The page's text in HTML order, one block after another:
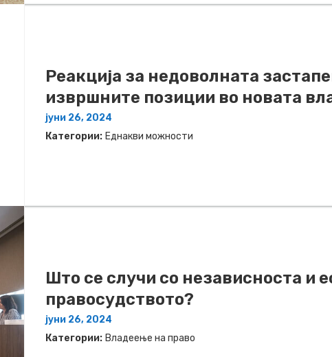
Реакција за недоволната
извршните позиции во новата
јуни 26, 2024
Категории: Еднакви можности
Што се случи со независноста и
правосудството?
јуни 26, 2024
Категории: Владеење на право